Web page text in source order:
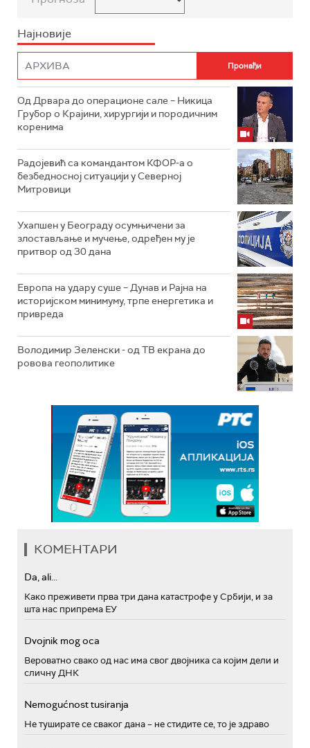
Најновије
Од Дрвара до операционе сале – Никица
Грубор о Крајини, хирургији и породичним
коренима
Радојевић са командантом КФОР-а о
безбедносној ситуацији у Северној
Митровици
Ухапшен у Београду осумњичени за
злостављање и мучење, одређен му је
притвор од 30 дана
Европа на удару суше – Дунав и Рајна на
историјском минимуму, трпе енергетика и
привреда
Володимир Зеленски - од ТВ екрана до
ровова геополитике
КОМЕНТАРИ
Da, ali...
Како преживети прва три дана катастрофе у Србији, и за
шта нас припрема ЕУ
Dvojnik mog oca
Вероватно свако од нас има свог двојника са којим дели и
сличну ДНК
Nemogućnost tusiranja
Не туширате се сваког дана – не стидите се, то је здраво